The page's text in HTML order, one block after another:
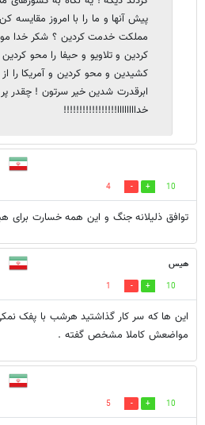
پیش آنها و ما را با امروز مقایسه
مملکت خدمت کردین ؟ شکر خدا
کردین و تلاویو و حیفا را محو
کشیدین و محو کردین و آمریکا را
ابرقدرت شدین خیر سرتون ! چقدر
خداااااااا!!!!!!!!!!!!!!!!!
10
4
توافق ذلیلانه جنگ و این همه خسارت برای
هیس
10
1
این ها که سر کار گذاشتید هرشب با پفک
مواضعش کاملا مشخص گفته .
10
5